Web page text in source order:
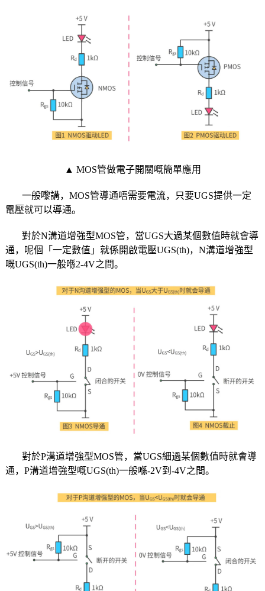
▲ MOS管做電子開關嘅簡單應用
一般嚟講，MOS管導通唔需要電流，只要UGS提供一定
電壓就可以導通。
對於N溝道增強型MOS管，當UGS大過某個數值時就會導
通，呢個「一定數值」就係開啟電壓UGS(th)，N溝道增強型
嘅UGS(th)一般喺2-4V之間。
對於P溝道增強型MOS管，當UGS細過某個數值時就會導
通，P溝道增強型嘅UGS(th)一般喺-2V到-4V之間。